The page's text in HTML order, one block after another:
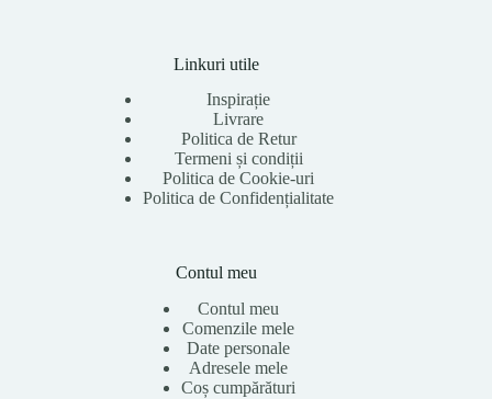
Linkuri utile
Inspirație
Livrare
Politica de Retur
Termeni și condiții
Politica de Cookie-uri
Politica de Confidențialitate
Contul meu
Contul meu
Comenzile mele
Date personale
Adresele mele
Coș cumpărături